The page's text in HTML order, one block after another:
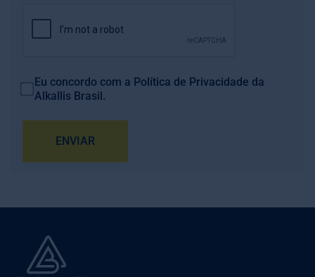
Eu concordo com a Política de Privacidade da
Alkallis Brasil.
ENVIAR